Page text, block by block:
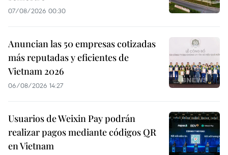
07/08/2026 00:30
Anuncian las 50 empresas cotizadas
más reputadas y eficientes de
Vietnam 2026
06/08/2026 14:27
Usuarios de Weixin Pay podrán
realizar pagos mediante códigos QR
en Vietnam